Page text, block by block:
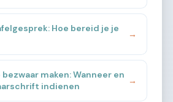
Hoe bereid je je
→
maken: Wanneer en
indienen
→